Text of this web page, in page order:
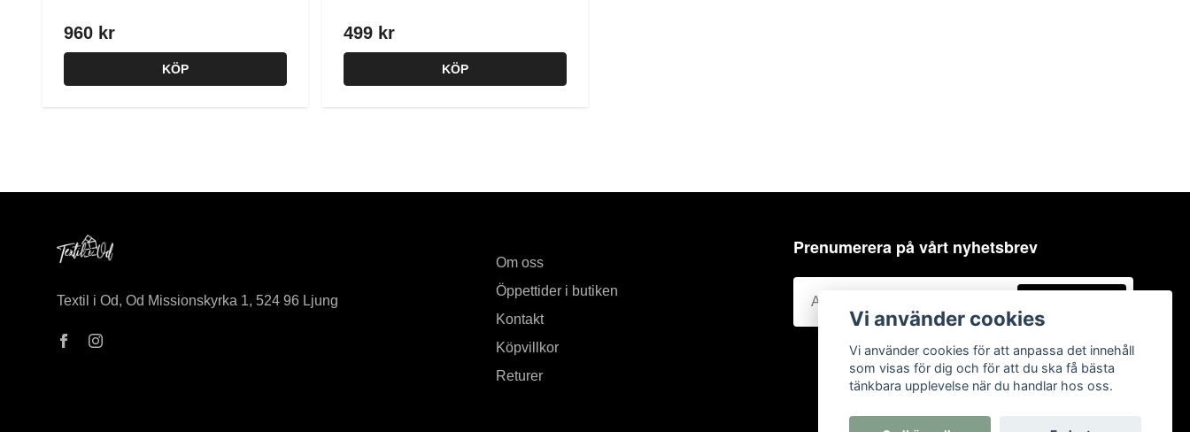
960 kr
KÖP
499 kr
KÖP
Textil i Od, Od Missionskyrka 1, 524 96 Ljung
Om oss
Öppettider i butiken
Kontakt
Köpvillkor
Returer
Prenumerera på vårt nyhetsbrev
Vi använder cookies
Vi använder cookies för att anpassa det innehåll
som visas för dig och för att du ska få bästa
tänkbara upplevelse när du handlar hos oss.